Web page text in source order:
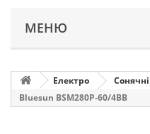
МЕНЮ
Електро
Bluesun BSM280P-60/4BB